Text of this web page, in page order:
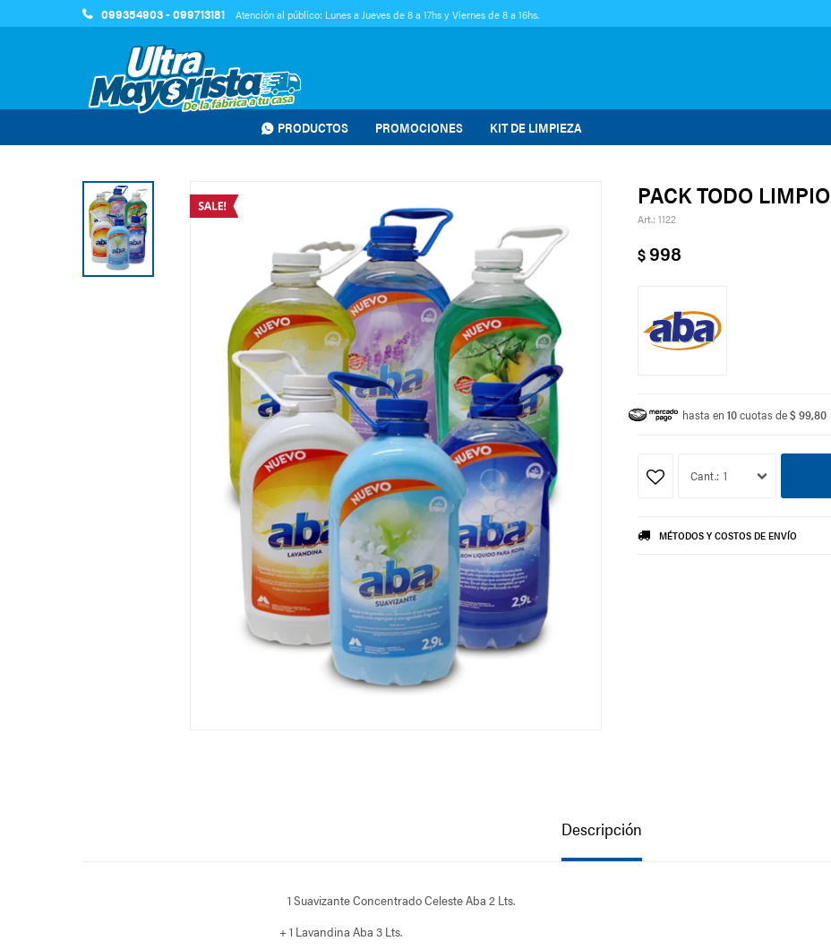
PRODUCTOS PROMOCIONES KIT DE LIMPIEZA
099354903 - 099713181 Atención al público: Lunes a Jueves de 8 a 17hs y Viernes de 8 a 16hs.
PACK TODO LIMPIO
1122
$998
hasta en 10cuotas de$ 99,80
1
MÉTODOS Y COSTOS DE ENVÍO
Descripción
1 Suavizante Concentrado Celeste Aba 2 Lts.
+ 1 Lavandina Aba 3 Lts.